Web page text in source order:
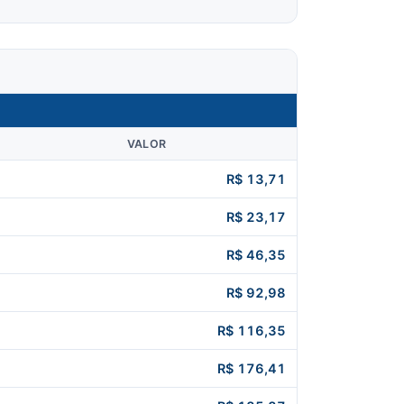
VALOR
R$ 13,71
R$ 23,17
R$ 46,35
R$ 92,98
R$ 116,35
R$ 176,41